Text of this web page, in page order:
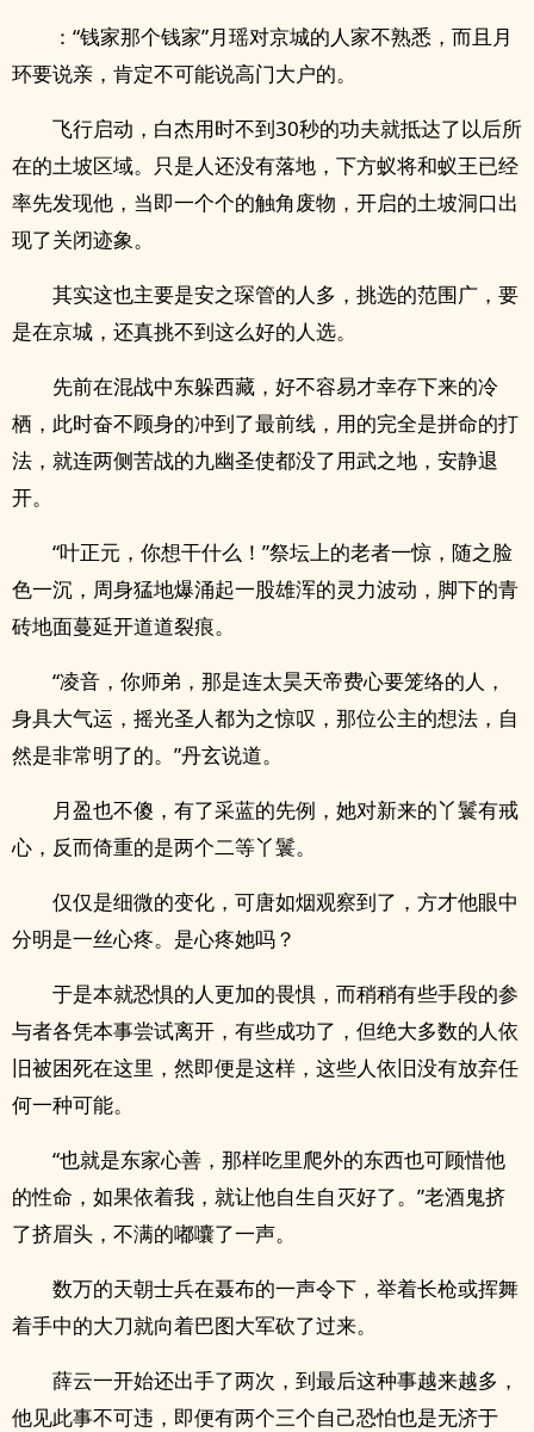
：“钱家那个钱家”月瑶对京城的人家不熟悉，而且月
环要说亲，肯定不可能说高门大户的。
飞行启动，白杰用时不到30秒的功夫就抵达了以后所
在的土坡区域。只是人还没有落地，下方蚁将和蚁王已经
率先发现他，当即一个个的触角废物，开启的土坡洞口出
现了关闭迹象。
其实这也主要是安之琛管的人多，挑选的范围广，要
是在京城，还真挑不到这么好的人选。
先前在混战中东躲西藏，好不容易才幸存下来的冷
栖，此时奋不顾身的冲到了最前线，用的完全是拼命的打
法，就连两侧苦战的九幽圣使都没了用武之地，安静退
开。
“叶正元，你想干什么！”祭坛上的老者一惊，随之脸
色一沉，周身猛地爆涌起一股雄浑的灵力波动，脚下的青
砖地面蔓延开道道裂痕。
“凌音，你师弟，那是连太昊天帝费心要笼络的人，
身具大气运，摇光圣人都为之惊叹，那位公主的想法，自
然是非常明了的。”丹玄说道。
月盈也不傻，有了采蓝的先例，她对新来的丫鬟有戒
心，反而倚重的是两个二等丫鬟。
仅仅是细微的变化，可唐如烟观察到了，方才他眼中
分明是一丝心疼。是心疼她吗？
于是本就恐惧的人更加的畏惧，而稍稍有些手段的参
与者各凭本事尝试离开，有些成功了，但绝大多数的人依
旧被困死在这里，然即便是这样，这些人依旧没有放弃任
何一种可能。
“也就是东家心善，那样吃里爬外的东西也可顾惜他
的性命，如果依着我，就让他自生自灭好了。”老酒鬼挤
了挤眉头，不满的嘟囔了一声。
数万的天朝士兵在聂布的一声令下，举着长枪或挥舞
着手中的大刀就向着巴图大军砍了过来。
薛云一开始还出手了两次，到最后这种事越来越多，
他见此事不可违，即便有两个三个自己恐怕也是无济于